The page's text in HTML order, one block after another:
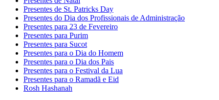
Presentes de St. Patricks Day
Presentes do Dia dos Profissionais de Administração
Presentes para 23 de Fevereiro
Presentes para Purim
Presentes para Sucot
Presentes para o Dia do Homem
Presentes para o Dia dos Pais
Presentes para o Festival da Lua
Presentes para o Ramadã e Eid
Rosh Hashanah